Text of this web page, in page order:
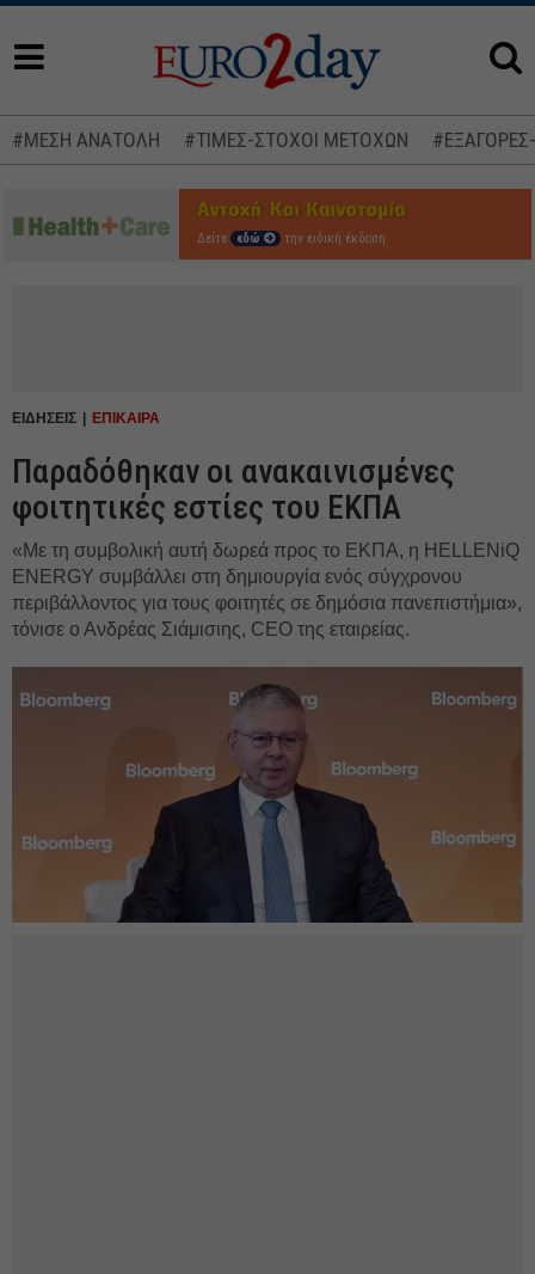
#ΜΕΣΗ ΑΝΑΤΟΛΗ #ΤΙΜΕΣ-ΣΤΟΧΟΙ ΜΕΤΟΧΩΝ
Δείτε εδώ την ειδική έκδοση
ΕΙΔΗΣΕΙΣ ΕΠΙΚΑΙΡΑ
Παραδόθηκαν οι ανακαινισμένες
φοιτητικές εστίες του ΕΚΠΑ
«Με τη συμβολική αυτή δωρεά προς το ΕΚΠΑ, η HELLENiQ
ENERGY συμβάλλει στη δημιουργία ενός σύγχρονου
περιβάλλοντος για τους φοιτητές σε δημόσια πανεπιστήμια»,
τόνισε ο Ανδρέας Σιάμισιης, CEO της εταιρείας.